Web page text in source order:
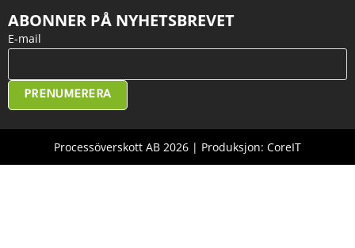
ABONNER PÅ NYHETSBREVET
E-mail
PRENUMERERA
Processöverskott AB 2026 | Produksjon: CoreIT